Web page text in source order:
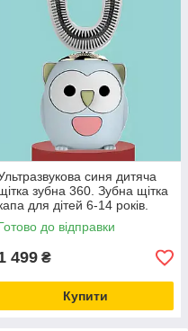
синя дитяча
зубна 360. Зубна щітка
для дітей 6-14 років.
зубна щітка з
стерилізацією
до відправки
499 ₴
Купити